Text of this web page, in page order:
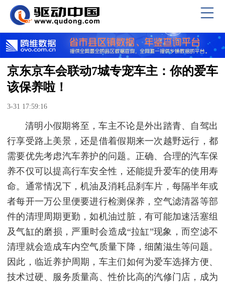
京东京车会联动7城专宠车主：你的爱车
该保养啦！
3-31 17:59:16
清明小假期将至，车主不论是外出踏青、自驾出
行享受路上美景，还是借着假期来一次越野远行，都
需要优先考虑汽车养护的问题。正确、合理的汽车保
养不仅可以提高行车安全性，还能提升爱车的使用寿
命。通常情况下，机油及消耗品刹车片，每隔半年或
者每开一万公里便要进行检测保养，空气滤清器等部
件的清理周期更勤，如机油过脏，有可能加速活塞组
及气缸的磨损，严重时会造成“拉缸”现象，而空滤不
清理就会造成车内空气质量下降，细菌滋生等问题。
因此，临近养护周期，车主们如何为爱车选择方便、
技术过硬、服务质量高、性价比高的汽修门店，成为